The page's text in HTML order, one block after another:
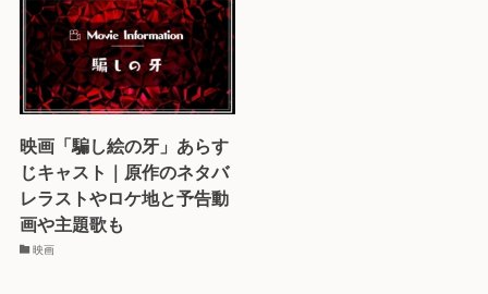
映画「騙し絵の牙」あらす
じキャスト｜原作のネタバ
レラストやロケ地と予告動
画や主題歌も
映画